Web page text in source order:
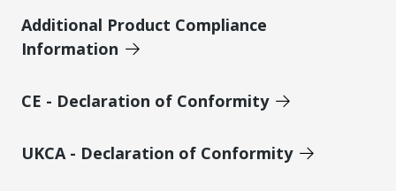
Additional Product Compliance
Information
CE - Declaration of Conformity
UKCA - Declaration of Conformity